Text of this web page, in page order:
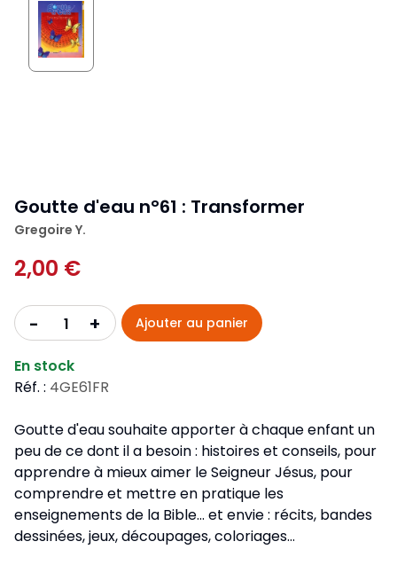
Goutte d'eau n°61 : Transformer
Gregoire Y.
2,00 €
- + Ajouter au panier
En stock
Réf. : 4GE61FR
Goutte d'eau souhaite apporter à chaque enfant un
peu de ce dont il a besoin : histoires et conseils, pour
apprendre à mieux aimer le Seigneur Jésus, pour
comprendre et mettre en pratique les
enseignements de la Bible... et envie : récits, bandes
dessinées, jeux, découpages, coloriages...